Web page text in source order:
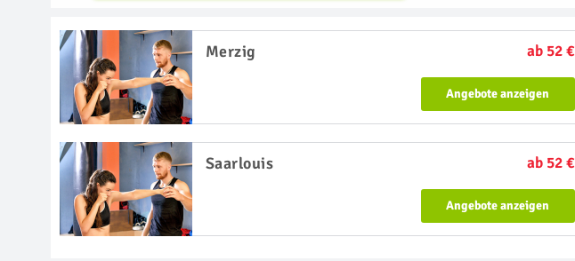
Merzig ab 52 €
Angebote anzeigen
Saarlouis ab 52 €
Angebote anzeigen